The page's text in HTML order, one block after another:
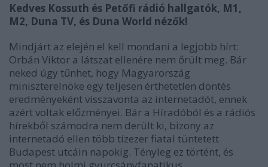
Kedves Kossuth és Petőfi rádió hallgatók, M1,
M2, Duna TV, és Duna World nézők!
Mindjárt az elején el kell mondani a legjobb hírt:
Orbán Viktor a látszat ellenére nem őrült meg. Bár
neked úgy tűnhet, hogy Magyarország
miniszterelnöke egy teljesen érthetetlen döntés
eredményeként visszavonta az internetadót, ennek
azért voltak előzményei. Bár a Híradóból és a rádiós
hírekből számodra nem derült ki, bizony az
internetadó ellen több tízezer fiatal tüntetett
Budapest utcáin napokig. Tényleg ez történt, és